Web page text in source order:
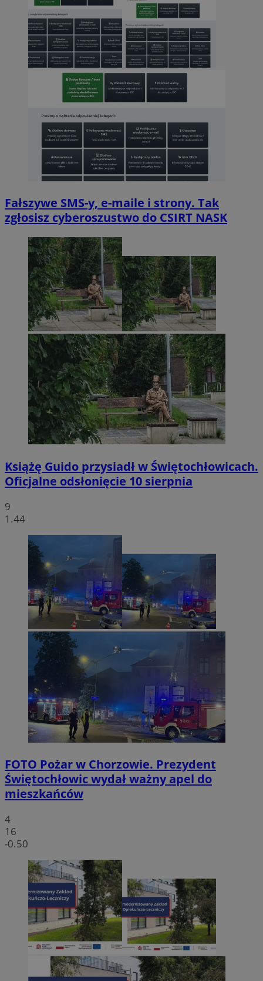
Fałszywe SMS-y, e-maile i strony. Tak
zgłosisz cyberoszustwo do CSIRT NASK
Książę Guido przysiadł w Świętochłowicach.
Oficjalne odsłonięcie 10 sierpnia
9
1.44
FOTO Pożar w Chorzowie. Prezydent
Świętochłowic wydał ważny apel do
mieszkańców
4
16
-0.50